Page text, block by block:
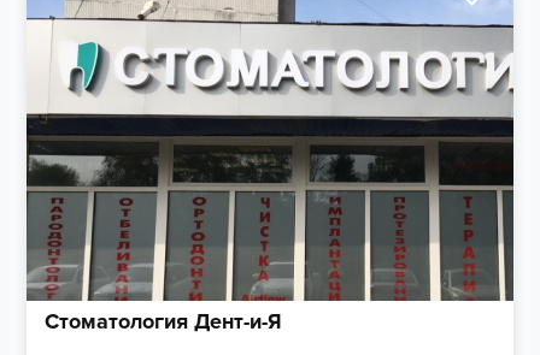
Стоматология Дент-и-Я